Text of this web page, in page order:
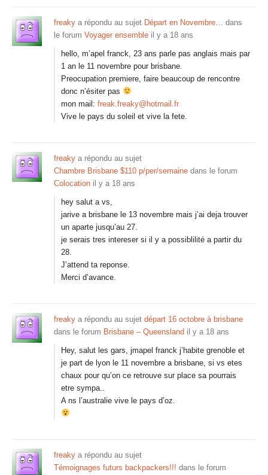
freaky a répondu au sujet Départ en Novembre… dans
le forum Voyager ensemble il y a 18 ans
hello, m’apel franck, 23 ans parle pas anglais mais par
1 an le 11 novembre pour brisbane.
Preocupation premiere, faire beaucoup de rencontre
donc n’ésiter pas
mon mail: freak.freaky@hotmail.fr
Vive le pays du soleil et vive la fete.
freaky a répondu au sujet
Chambre Brisbane $110 p/per/semaine dans le forum
Colocation il y a 18 ans
hey salut a vs,
jarive a brisbane le 13 novembre mais j’ai deja trouver
un aparte jusqu’au 27.
je serais tres intereser si il y a possiblilité a partir du
28.
J’attend ta reponse.
Merci d’avance.
freaky a répondu au sujet départ 16 octobre à brisbane
dans le forum Brisbane – Queensland il y a 18 ans
Hey, salut les gars, jmapel franck j’habite grenoble et
je part de lyon le 11 novembre a brisbane, si vs etes
chaux pour qu’on ce retrouve sur place sa pourrais
etre sympa..
A ns l’australie vive le pays d’oz.
freaky a répondu au sujet
Témoignages futurs backpackers!!! dans le forum